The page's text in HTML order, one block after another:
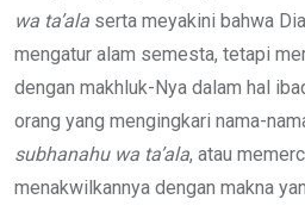
wa ta’ala serta meyakini bahwa
mengatur alam semesta, tetapi
dengan makhluk-Nya dalam hal
orang yang mengingkari nama-
subhanahu wa ta’ala, atau
menakwilkannya dengan makna